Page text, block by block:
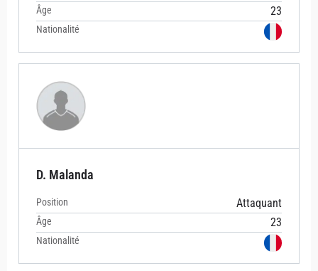
Âge 23
Nationalité
D. Malanda
Position Attaquant
Âge 23
Nationalité